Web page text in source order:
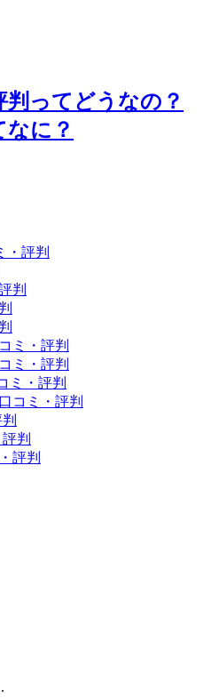
ってどうなの？
なに？
・評判
判
ミ・評判
ミ・評判
ミ・評判
コミ・評判
判
評判